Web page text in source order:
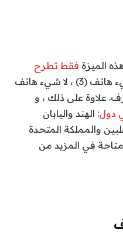
الميزة فقط تطرح
: لا شيء هاتف (3) ، لا شيء هاتف
دول: الهند واليابان
والمملكة المتحدة
متاحة في المزيد من